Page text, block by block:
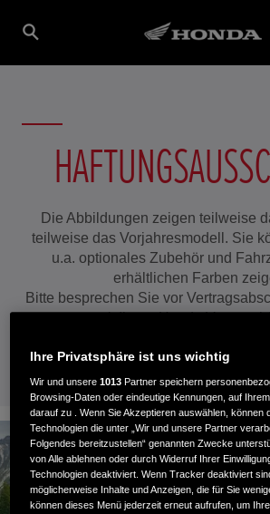
Die Abbildungen zeigen teilweise
teilweise das Vorjahresmodell. Sie
u.a. optionales Zubehör und
erhältlichen Farben
Bitte besprechen Sie vor
mit Ihrem Honda
Ihre Privatsphäre ist uns wichtig
Wir und unsere1013 Partner speichern
Browsing-Daten oder eindeutige Kennungen, auf
darauf zu . Wenn Sie Akzeptieren auswählen, können
Technologien die unter „Wir und unsere Partner
Folgendes bereitzustellen“ genannten Zwecke
von Alle ablehnen oder durch Widerruf Ihrer
Technologien deaktiviert. Wenn Tracker deaktiviert
möglicherweise Inhalte und Anzeigen, die für Sie
können dieses Menü jederzeit erneut aufrufen, um